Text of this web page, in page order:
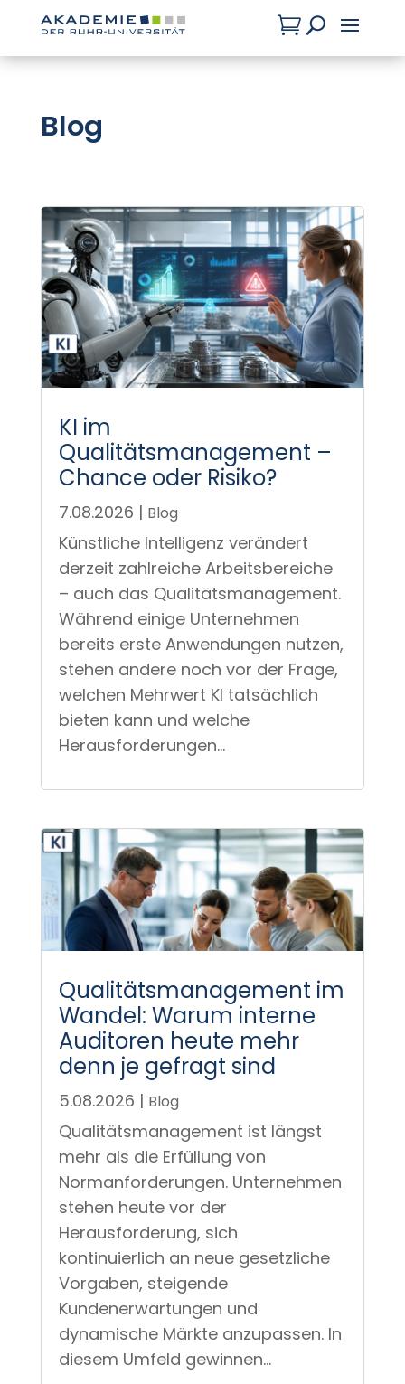
U

Blog
KI im
Qualitätsmanagement –
Chance oder Risiko?
7.08.2026 | Blog
Künstliche Intelligenz verändert
derzeit zahlreiche Arbeitsbereiche
– auch das Qualitätsmanagement.
Während einige Unternehmen
bereits erste Anwendungen nutzen,
stehen andere noch vor der Frage,
welchen Mehrwert KI tatsächlich
bieten kann und welche
Herausforderungen...
Qualitätsmanagement im
Wandel: Warum interne
Auditoren heute mehr
denn je gefragt sind
5.08.2026 | Blog
Qualitätsmanagement ist längst
mehr als die Erfüllung von
Normanforderungen. Unternehmen
stehen heute vor der
Herausforderung, sich
kontinuierlich an neue gesetzliche
Vorgaben, steigende
Kundenerwartungen und
dynamische Märkte anzupassen. In
diesem Umfeld gewinnen...